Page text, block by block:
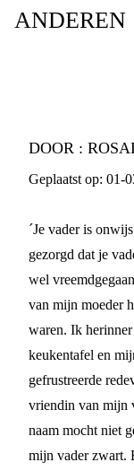
ANDEREN
DOOR :
Geplaatst op: 01-
´Je vader is
gezorgd dat je
wel
van mijn moeder
waren. Ik
keukentafel en
gefrustreerde
vriendin van mijn
naam mocht niet
mijn vader zwart.